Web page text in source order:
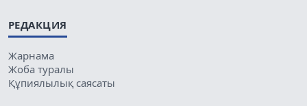
РЕДАКЦИЯ
Жарнама
Жоба туралы
Құпиялылық саясаты